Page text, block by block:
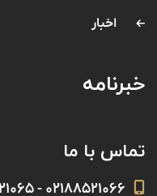
اخبار
خبرنامه
تماس با ما
۰۲۱۸۸۵۲۱۰۶۶ - ۰۲۱۸۸۵۲۱۰۶۵